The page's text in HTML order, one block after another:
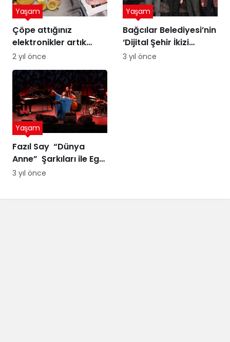
Çöpe attığınız
elektronikler artık
altına dönüşebilir!
suyuyla
Yaşam
2 yıl önce
Bağcılar Belediyesi’nin
‘Dijital Şehir İkizi
Sürdürülebilir Şehir
Yaşam
3 yıl önce
Fazıl Say “Dünya
Anne” Şarkıları ile Ege
Turnesi’nde
Yaşam
3 yıl önce